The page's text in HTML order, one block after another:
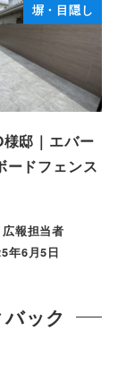
塀・目隠し
邸｜エバー
ードフェンス
広報担当者
日
年6月5日
ック